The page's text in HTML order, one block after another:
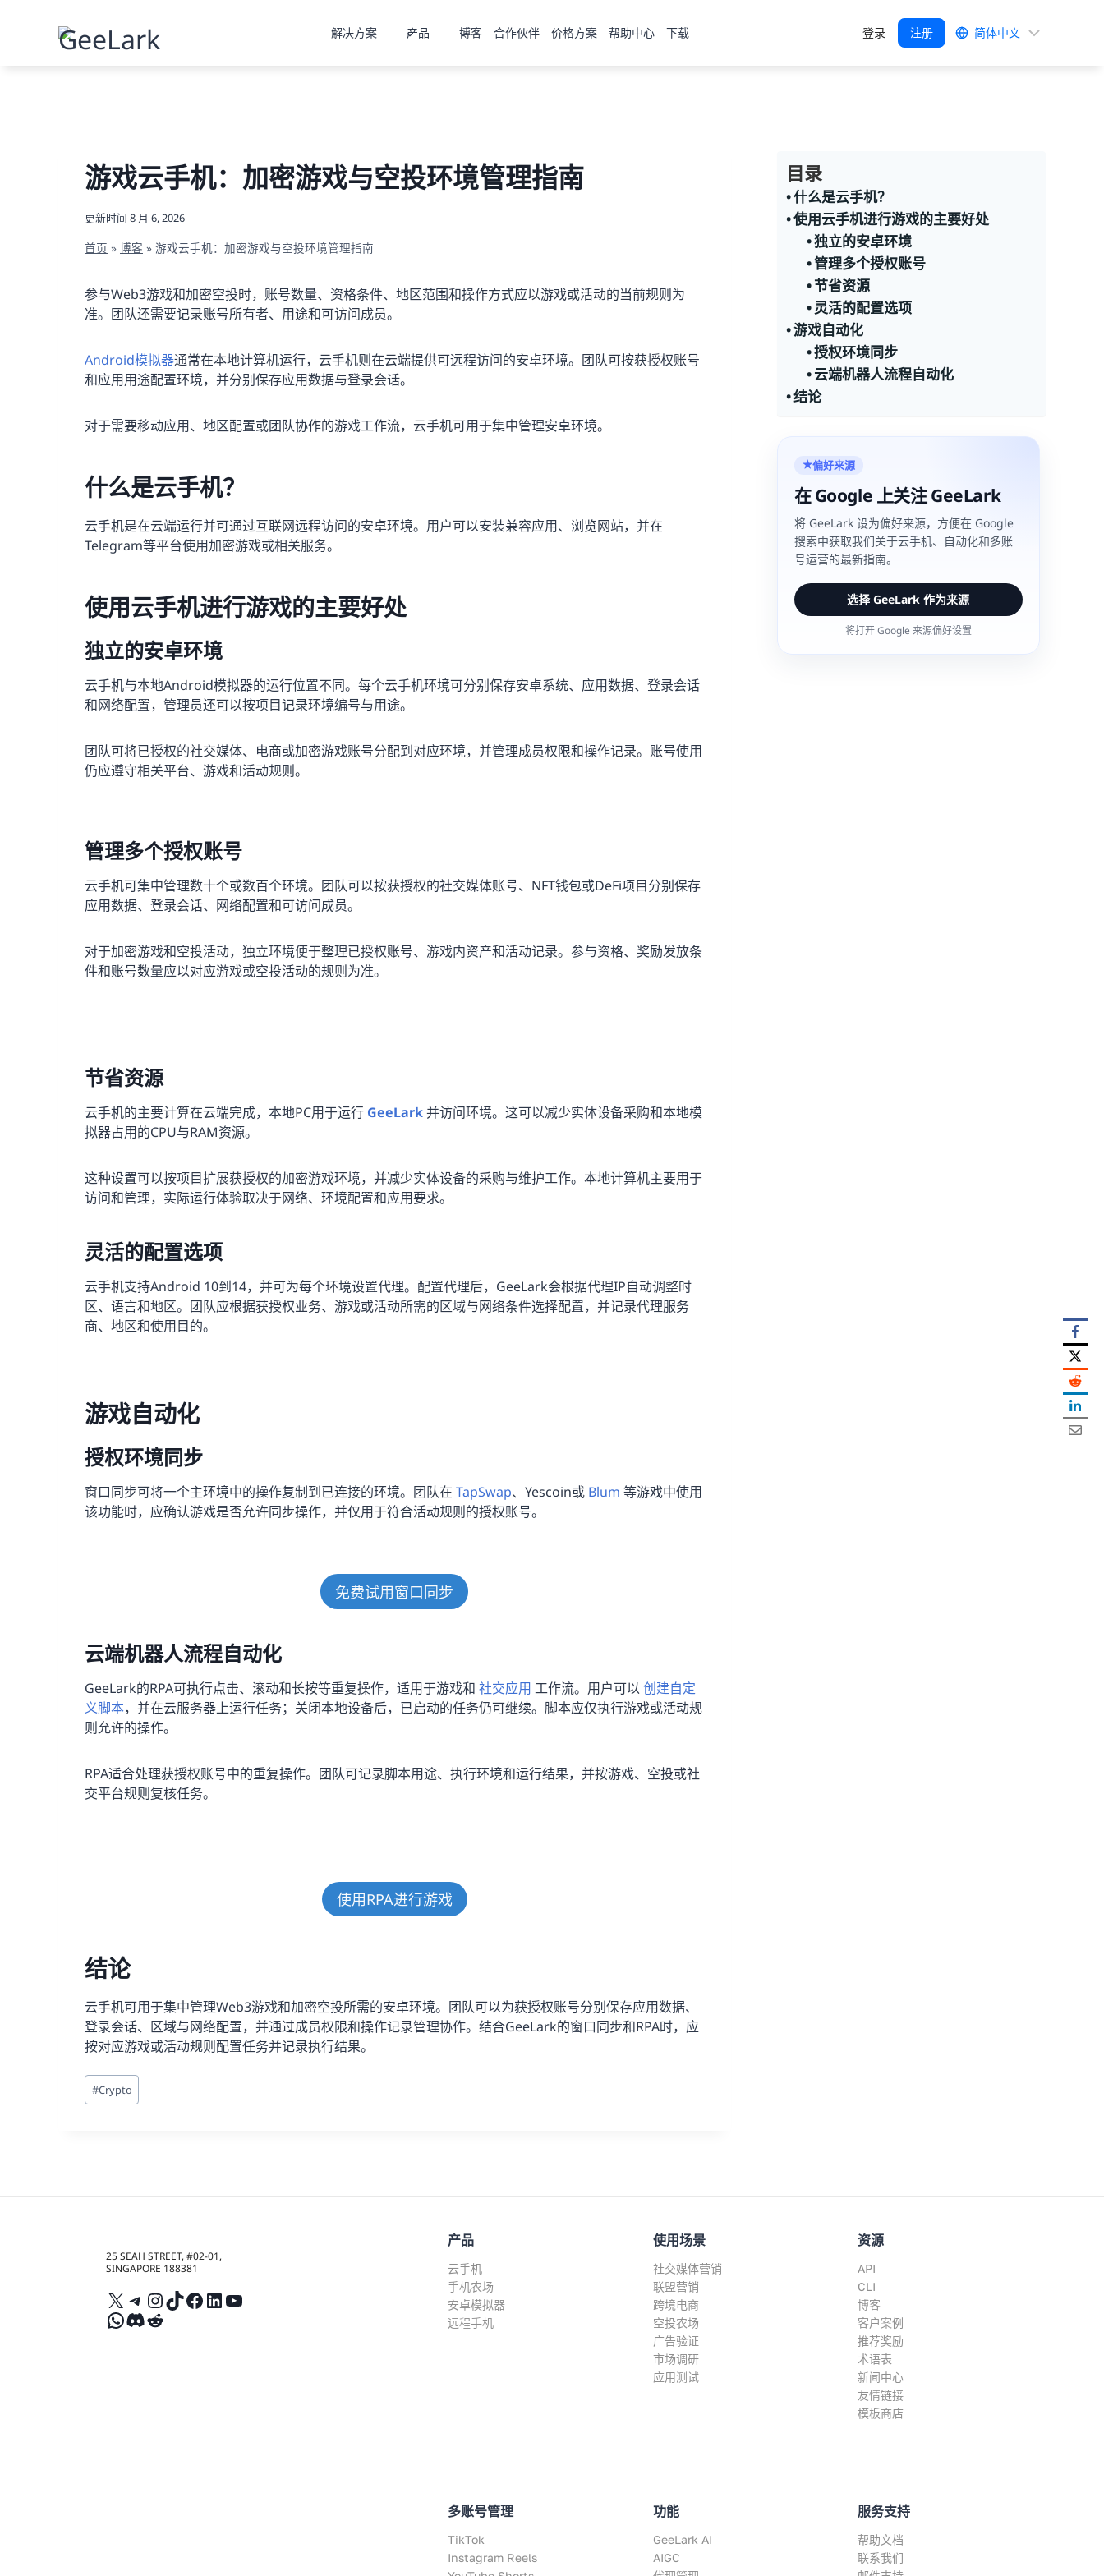
解决方案 产品 博客 合作伙伴 价格方案 帮助中心 下载 登录 注册 选
择
游戏云手机：加密游戏与空投环境管理指南
更新时间 8 月 6, 2026
首页 » 博客 » 游戏云手机：加密游戏与空投环境管理指南
参与Web3游戏和加密空投时，账号数量、资格条件、地区范围和操作方式应以游戏或活动的当前规则为
准。团队还需要记录账号所有者、用途和可访问成员。
Android模拟器通常在本地计算机运行，云手机则在云端提供可远程访问的安卓环境。团队可按获授权账号
和应用用途配置环境，并分别保存应用数据与登录会话。
对于需要移动应用、地区配置或团队协作的游戏工作流，云手机可用于集中管理安卓环境。
什么是云手机？
云手机是在云端运行并可通过互联网远程访问的安卓环境。用户可以安装兼容应用、浏览网站，并在
Telegram等平台使用加密游戏或相关服务。
使用云手机进行游戏的主要好处
独立的安卓环境
云手机与本地Android模拟器的运行位置不同。每个云手机环境可分别保存安卓系统、应用数据、登录会话
和网络配置，管理员还可以按项目记录环境编号与用途。
团队可将已授权的社交媒体、电商或加密游戏账号分配到对应环境，并管理成员权限和操作记录。账号使用
仍应遵守相关平台、游戏和活动规则。
管理多个授权账号
云手机可集中管理数十个或数百个环境。团队可以按获授权的社交媒体账号、NFT钱包或DeFi项目分别保存
应用数据、登录会话、网络配置和可访问成员。
对于加密游戏和空投活动，独立环境便于整理已授权账号、游戏内资产和活动记录。参与资格、奖励发放条
件和账号数量应以对应游戏或空投活动的规则为准。
节省资源
云手机的主要计算在云端完成，本地PC用于运行 GeeLark并访问环境。这可以减少实体设备采购和本地模
拟器占用的CPU与RAM资源。
这种设置可以按项目扩展获授权的加密游戏环境，并减少实体设备的采购与维护工作。本地计算机主要用于
访问和管理，实际运行体验取决于网络、环境配置和应用要求。
灵活的配置选项
云手机支持Android 10到14，并可为每个环境设置代理。配置代理后，GeeLark会根据代理IP自动调整时
区、语言和地区。团队应根据获授权业务、游戏或活动所需的区域与网络条件选择配置，并记录代理服务
商、地区和使用目的。
游戏自动化
授权环境同步
窗口同步可将一个主环境中的操作复制到已连接的环境。团队在 TapSwap、Yescoin或 Blum 等游戏中使用
该功能时，应确认游戏是否允许同步操作，并仅用于符合活动规则的授权账号。
免费试用窗口同步
云端机器人流程自动化
GeeLark的RPA可执行点击、滚动和长按等重复操作，适用于游戏和 社交应用 工作流。用户可以 创建自定
义脚本，并在云服务器上运行任务；关闭本地设备后，已启动的任务仍可继续。脚本应仅执行游戏或活动规
则允许的操作。
RPA适合处理获授权账号中的重复操作。团队可记录脚本用途、执行环境和运行结果，并按游戏、空投或社
交平台规则复核任务。
使用RPA进行游戏
结论
云手机可用于集中管理Web3游戏和加密空投所需的安卓环境。团队可以为获授权账号分别保存应用数据、
登录会话、区域与网络配置，并通过成员权限和操作记录管理协作。结合GeeLark的窗口同步和RPA时，应
按对应游戏或活动规则配置任务并记录执行结果。
文
章
#Crypto
目录
什么是云手机？
使用云手机进行游戏的主要好处
独立的安卓环境
管理多个授权账号
节省资源
灵活的配置选项
游戏自动化
授权环境同步
云端机器人流程自动化
结论
★偏好来源
在 Google 上关注 GeeLark
将 GeeLark 设为偏好来源，方便在 Google
搜索中获取我们关于云手机、自动化和多账
号运营的最新指南。
选择 GeeLark 作为来源
将打开 Google 来源偏好设置
25 SEAH STREET, #02-01,
SINGAPORE 188381
X Telegram
Instagram
TikTok
Facebook
LinkedIn
YouTube
WhatsApp
Discord
Reddit
产品
云手机
手机农场
安卓模拟器
远程手机
多账号管理
TikTok
Instagram Reels
使用场景
社交媒体营销
联盟营销
跨境电商
空投农场
广告验证
市场调研
应用测试
功能
GeeLark AI
AIGC
资源
API
CLI
博客
客户案例
推荐奖励
术语表
新闻中心
友情链接
模板商店
服务支持
帮助文档
联系我们